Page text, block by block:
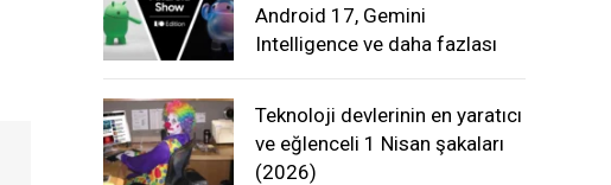
Android 17, Gemini
Intelligence ve daha fazlası
Teknoloji devlerinin en yaratıcı
ve eğlenceli 1 Nisan şakaları
(2026)